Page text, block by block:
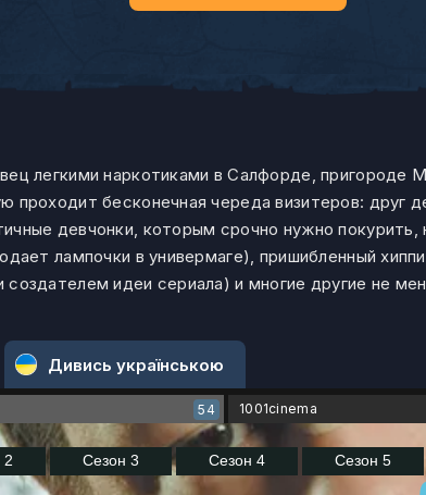
легкими наркотиками в Салфорде, пригороде
проходит бесконечная череда визитеров: друг
девчонки, которым срочно нужно
лампочки в универмаге), пришибленный
создателем идеи сериала) и многие другие не
Дивись українською
54 1001cinema